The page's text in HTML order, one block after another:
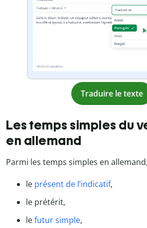
Traduire le texte
Les temps simples du
en allemand
Parmi les temps simples en
le présent de l’indicatif,
le prétérit,
lefutur simple,